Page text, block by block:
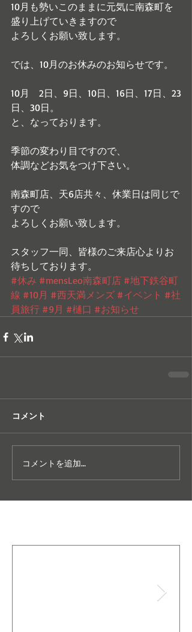
10月も勢いこのままに元気に南森町を
盛り上げていきますので
よろしくお願い致します。
では、10月のお休みのお知らせです。
10月　2日、9日、10日、16日、17日、23
日、30日。
と、なっております。
季節の変わり目ですので、
体調などお気をつけ下さい。
南森町店、天6店共々、休業日は同じで
すので
よろしくお願い致します。
スタッフ一同、皆様のご来店心よりお
待ちしております。
#休み #mensLeo南森町店 #地下鉄谷町
線 #10月 #西天満メンズ #イベント #社
員旅行 #9月 #樋口 #お知らせ
コメント
コメントを追加…